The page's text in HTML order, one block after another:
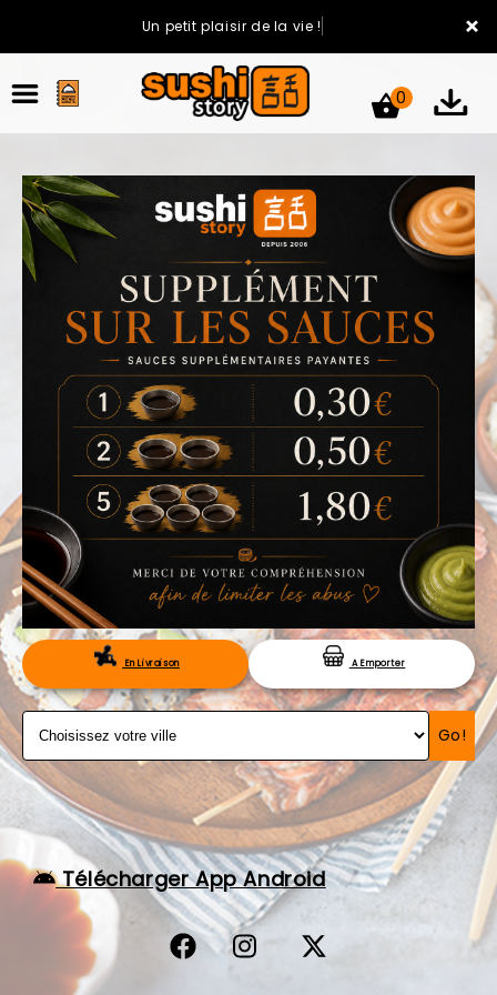
×
Un petit plaisir de la vie !
ACCUEIL
LA CARTE
VOTRE COMPTE
NOTRE RESTAURANT
VOS AVIS
MENTIONS LÉGALES
C.G.V
RÉSERVATION
0
En Livraison A Emporter
Go!
Télécharger App Android